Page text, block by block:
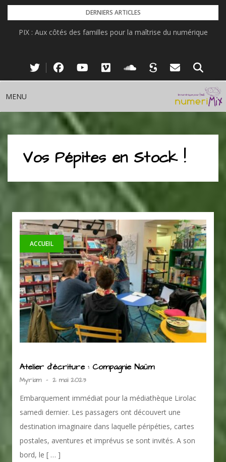
Skip
content
DERNIERS ARTICLES
PIX : Aux côtés des familles pour la maîtrise du numérique
MENU
Vos Pépites en Stock !
ACCUEIL
Atelier d’écriture : Compagnie Naüm
Myriam - 2 mai 2023
Embarquement immédiat pour la médiathèque Lirolac
samedi dernier. Les passagers ont découvert une
destination imaginaire dans laquelle péripéties, cartes
postales, aventures et imprévus se sont invités. A son
bord, le [ … ]